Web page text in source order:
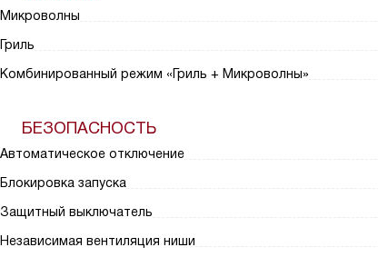
Микроволны
Гриль
Комбинированный режим «Гриль + Микроволны»
БЕЗОПАСНОСТЬ
Автоматическое отключение
Блокировка запуска
Защитный выключатель
Независимая вентиляция ниши